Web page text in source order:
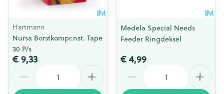
Hartmann
Nursa Borstkompr.nst. Tape
30 P/s
€ 9,33
Medela Special Needs
Feeder Ringdeksel
€ 4,99